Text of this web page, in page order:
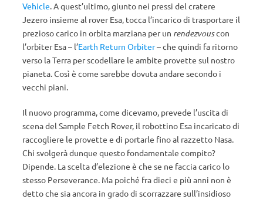
Vehicle. A quest’ultimo, giunto nei pressi del cratere
Jezero insieme al rover Esa, tocca l’incarico di trasportare il
prezioso carico in orbita marziana per un rendezvouscon
l’orbiter Esa – l’Earth Return Orbiter– che quindi fa ritorno
verso la Terra per scodellare le ambite provette sul nostro
pianeta. Così è come sarebbe dovuta andare secondo i
vecchi piani.
Il nuovo programma, come dicevamo, prevede l’uscita di
scena del Sample Fetch Rover, il robottino Esa incaricato di
raccogliere le provette e di portarle fino al razzetto Nasa.
Chi svolgerà dunque questo fondamentale compito?
Dipende. La scelta d’elezione è che se ne faccia carico lo
stesso Perseverance. Ma poiché fra dieci e più anni non è
detto che sia ancora in grado di scorrazzare sull’insidioso